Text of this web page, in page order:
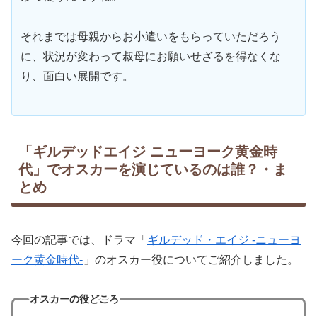
それまでは母親からお小遣いをもらっていただろう
に、状況が変わって叔母にお願いせざるを得なくな
り、面白い展開です。
「ギルデッドエイジ ニューヨーク黄金時
代」でオスカーを演じているのは誰？・ま
とめ
今回の記事では、ドラマ「 ギルデッド・エイジ -ニューヨ
ーク黄金時代- 」のオスカー役についてご紹介しました。
オスカーの役どころ